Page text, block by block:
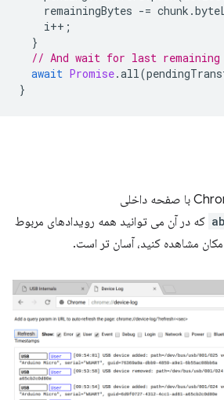
remainingBytes -= chunk .
i++ ;
}
// And wait for last
await Promise.all(
}
که در آن می توانید همه رویدادهای مربوط